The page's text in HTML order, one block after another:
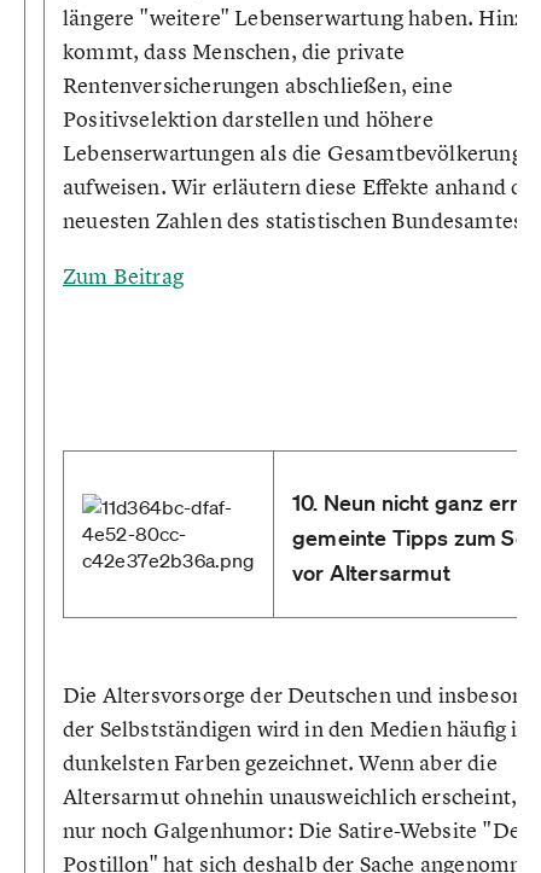
längere "weitere" Lebenserwartung haben. Hinzu
kommt, dass Menschen, die private
Rentenversicherungen abschließen, eine
Positivselektion darstellen und höhere
Lebenserwartungen als die Gesamtbevölkerung
aufweisen. Wir erläutern diese Effekte anhand
neuesten Zahlen des statistischen Bundesamtes.
Zum Beitrag
10. Neun nicht ganz ernst
gemeinte Tipps zum
vor Altersarmut
Die Altersvorsorge der Deutschen und
der Selbstständigen wird in den Medien häufig in
dunkelsten Farben gezeichnet. Wenn aber die
Altersarmut ohnehin unausweichlich erscheint,
nur noch Galgenhumor: Die Satire-Website "Der
Postillon" hat sich deshalb der Sache